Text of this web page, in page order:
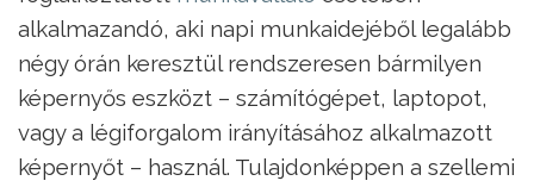
alkalmazandó, aki napi munkaidejéből legalább
négy órán keresztül rendszeresen bármilyen
képernyős eszközt – számítógépet, laptopot,
vagy a légiforgalom irányításához alkalmazott
képernyőt – használ. Tulajdonképpen a szellemi